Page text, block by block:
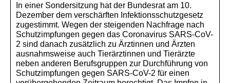
In einer Sondersitzung hat der Bundesrat am 10.
Dezember dem verschärften Infektionsschutzgesetz
zugestimmt. Wegen der steigenden Nachfrage nach
Schutzimpfungen gegen das Coronavirus SARS-CoV-
2 sind danach zusätzlich zu Ärztinnen und Ärzten
ausnahmsweise auch Tierärztinnen und Tierärzte
neben anderen Berufsgruppen zur Durchführung von
Schutzimpfungen gegen SARS-CoV-2 für einen